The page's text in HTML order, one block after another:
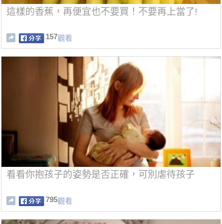
這樣的香蕉，再便宜也不要買！不要再上當了!
157觀看
看看你抱孩子的姿勢是否正確，可別虐待孩子
795觀看